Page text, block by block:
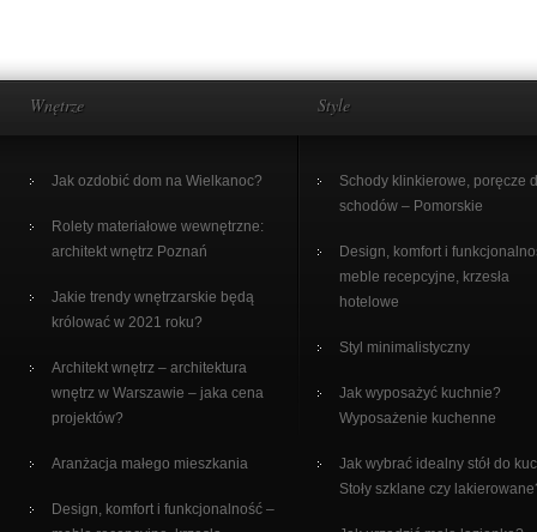
Wnętrze
Jak ozdobić dom na Wielkanoc?
Rolety materiałowe wewnętrzne:
architekt wnętrz Poznań
Jakie trendy wnętrzarskie będą
królować w 2021 roku?
Architekt wnętrz – architektura
wnętrz w Warszawie – jaka cena
projektów?
Aranżacja małego mieszkania
Design, komfort i funkcjonalność –
Style
Schody klinkierowe, poręcze
schodów – Pomorskie
Design, komfort i
meble recepcyjne, krzesła
hotelowe
Styl minimalistyczny
Jak wyposażyć kuchnie?
Wyposażenie kuchenne
Jak wybrać idealny stół do
Stoły szklane czy